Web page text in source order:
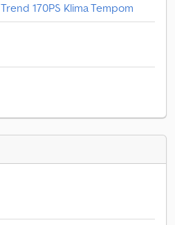
170PS Klima Tempom